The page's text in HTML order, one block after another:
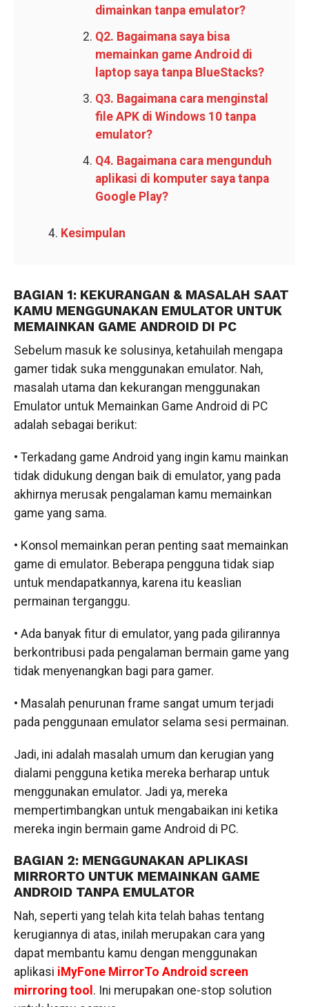
dimainkan tanpa emulator?
Q2. Bagaimana saya bisa
memainkan game Android di
laptop saya tanpa BlueStacks?
Q3. Bagaimana cara menginstal
file APK di Windows 10 tanpa
emulator?
Q4. Bagaimana cara mengunduh
aplikasi di komputer saya tanpa
Google Play?
Kesimpulan
BAGIAN 1: KEKURANGAN & MASALAH SAAT
KAMU MENGGUNAKAN EMULATOR UNTUK
MEMAINKAN GAME ANDROID DI PC
Sebelum masuk ke solusinya, ketahuilah mengapa
gamer tidak suka menggunakan emulator. Nah,
masalah utama dan kekurangan menggunakan
Emulator untuk Memainkan Game Android di PC
adalah sebagai berikut:
• Terkadang game Android yang ingin kamu mainkan
tidak didukung dengan baik di emulator, yang pada
akhirnya merusak pengalaman kamu memainkan
game yang sama.
• Konsol memainkan peran penting saat memainkan
game di emulator. Beberapa pengguna tidak siap
untuk mendapatkannya, karena itu keaslian
permainan terganggu.
• Ada banyak fitur di emulator, yang pada gilirannya
berkontribusi pada pengalaman bermain game yang
tidak menyenangkan bagi para gamer.
• Masalah penurunan frame sangat umum terjadi
pada penggunaan emulator selama sesi permainan.
Jadi, ini adalah masalah umum dan kerugian yang
dialami pengguna ketika mereka berharap untuk
menggunakan emulator. Jadi ya, mereka
mempertimbangkan untuk mengabaikan ini ketika
mereka ingin bermain game Android di PC.
BAGIAN 2: MENGGUNAKAN APLIKASI
MIRRORTO UNTUK MEMAINKAN GAME
ANDROID TANPA EMULATOR
Nah, seperti yang telah kita telah bahas tentang
kerugiannya di atas, inilah merupakan cara yang
dapat membantu kamu dengan menggunakan
aplikasi iMyFone MirrorTo Android screen
mirroring tool . Ini merupakan one-stop solution